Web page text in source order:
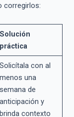
corregirlos:
Solución
práctica
Solicítala con al
menos una
semana de
anticipación y
brinda contexto